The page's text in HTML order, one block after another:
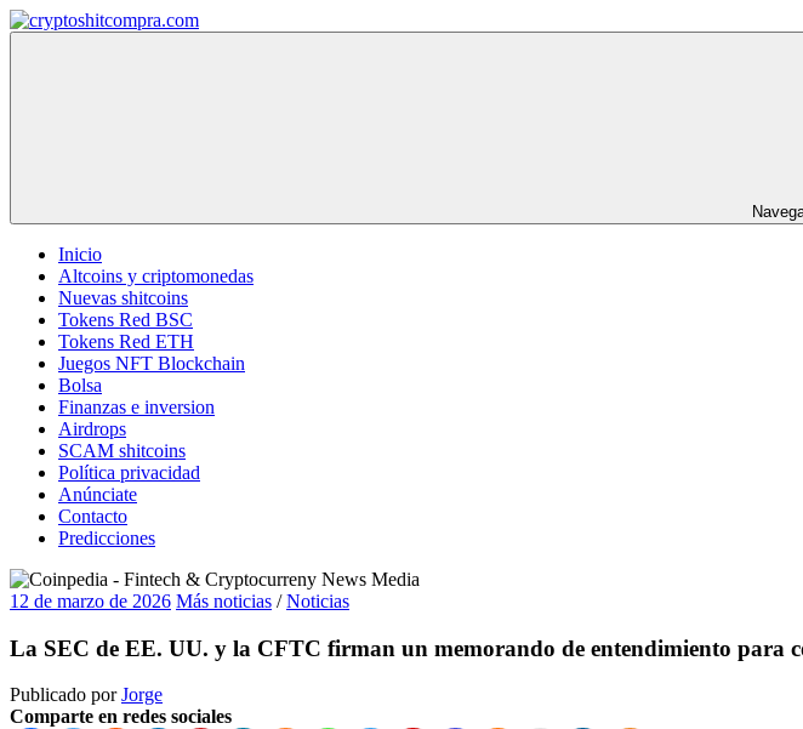
Saltar
al
Inicio
Altcoins y criptomonedas
Nuevas shitcoins
Tokens Red BSC
Tokens Red ETH
Juegos NFT Blockchain
Bolsa
Finanzas e inversion
Airdrops
SCAM shitcoins
Política privacidad
Anúnciate
Contacto
Predicciones
12 de marzo de 2026 Más noticias /Noticias
La SEC de EE. UU. y la CFTC firman un memorando de entendimiento para
Publicado porJorge
Comparte en redes sociales